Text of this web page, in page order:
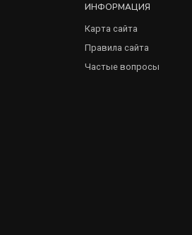
ИНФОРМАЦИЯ
Карта сайта
Правила сайта
Частые вопросы